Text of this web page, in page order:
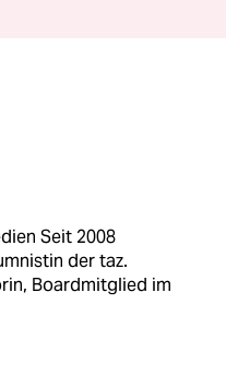
Seit 2008
der taz.
Boardmitglied im